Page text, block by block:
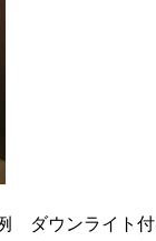
ダウンライト